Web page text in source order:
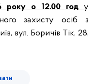
року о 12.00 год у
захисту осіб з
вул. Боричів Тік, 28,